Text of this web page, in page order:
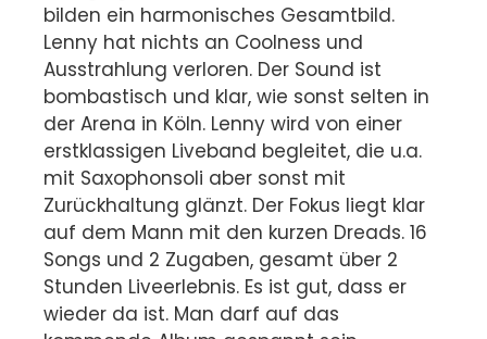
bilden ein harmonisches Gesamtbild.
Lenny hat nichts an Coolness und
Ausstrahlung verloren. Der Sound ist
bombastisch und klar, wie sonst selten in
der Arena in Köln. Lenny wird von einer
erstklassigen Liveband begleitet, die u.a.
mit Saxophonsoli aber sonst mit
Zurückhaltung glänzt. Der Fokus liegt klar
auf dem Mann mit den kurzen Dreads. 16
Songs und 2 Zugaben, gesamt über 2
Stunden Liveerlebnis. Es ist gut, dass er
wieder da ist. Man darf auf das